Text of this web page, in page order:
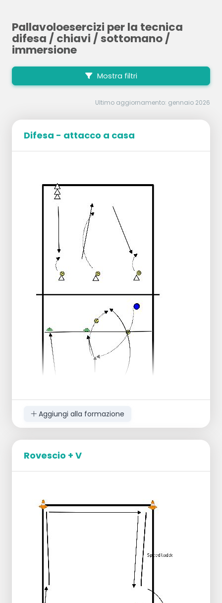
Pallavoloesercizi per la tecnica
difesa / chiavi / sottomano /
immersione
Mostra filtri
Ultimo aggiornamento: gennaio 2026
Difesa - attacco a casa
2 Gruppi di lavoro:
Gruppo 1 con il formatore:
Formare 2 terzetti.
L'allenatore con il portatore di palla
nell'angolo del campo.
Esecuzione:
L'allenatore batte la palla e gioca
immediatamente sul campo.
La prima palla deve essere giocata nella
zona dei 3 metri, il giocatore che non riceve
la palla la prende in posizione di passaggio.
gli altri giocatori si posizionano in attacco
Aggiungi alla formazione
Rovescio + V